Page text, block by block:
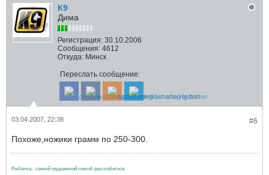
К9
Дима
Регистрация: 30.10.2006
Сообщения: 4612
Откуда: Минск
Переслать сообщение:
#6
03.04.2007, 22:38
Похоже,ножики грамм по 250-300.
Рыбалка - самый трудоемкий способ расслабиться.